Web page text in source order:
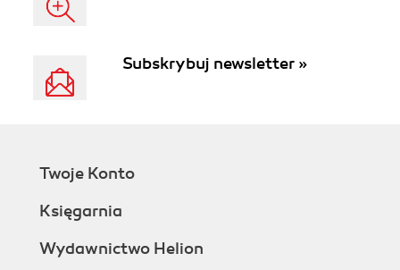
Subskrybuj newsletter »
Twoje Konto
Księgarnia
Wydawnictwo Helion